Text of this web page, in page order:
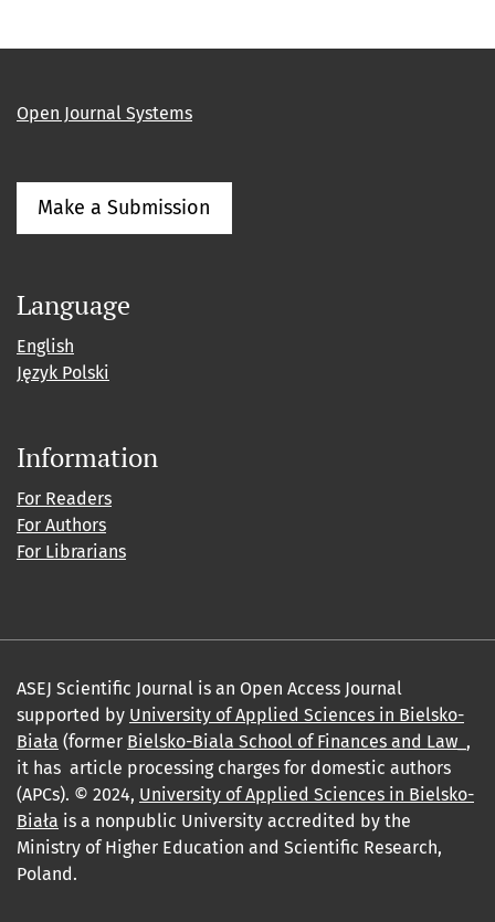
Open Journal Systems
Make a Submission
Language
English
Język Polski
Information
For Readers
For Authors
For Librarians
ASEJ Scientific Journal is an Open Access Journal
supported by University of Applied Sciences in Bielsko-
Biała (former Bielsko-Biala School of Finances and Law_ ,
it has article processing charges for domestic authors
(APCs). © 2024, University of Applied Sciences in Bielsko-
Biała is a nonpublic University accredited by the
Ministry of Higher Education and Scientific Research,
Poland.